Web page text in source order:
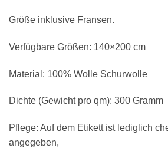
Größe inklusive Fransen.
Verfügbare Größen: 140×200 cm
Material: 100% Wolle Schurwolle
Dichte (Gewicht pro qm): 300 Gramm
Pflege: Auf dem Etikett ist lediglich
angegeben,